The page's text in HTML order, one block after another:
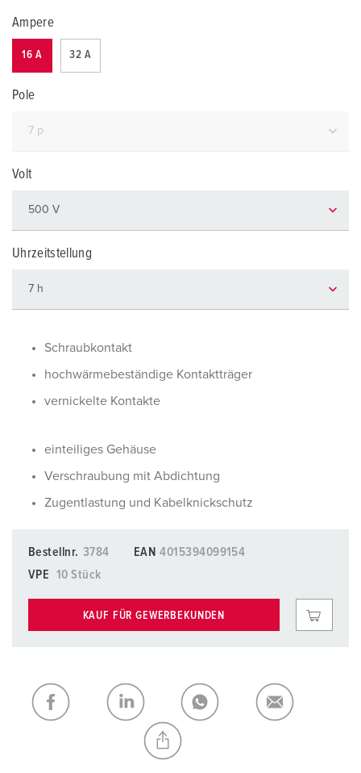
Ampere
16 A 32 A
Pole
Volt
Uhrzeitstellung
Schraubkontakt
hochwärmebeständige Kontaktträger
vernickelte Kontakte
einteiliges Gehäuse
Verschraubung mit Abdichtung
Zugentlastung und Kabelknickschutz
Bestellnr. 3784 EAN 4015394099154
VPE
10 Stück
KAUF FÜR GEWERBEKUNDEN